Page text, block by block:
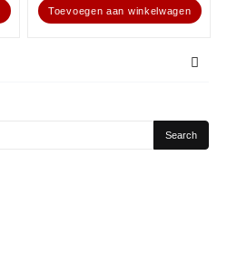
Toevoegen aan winkelwagen